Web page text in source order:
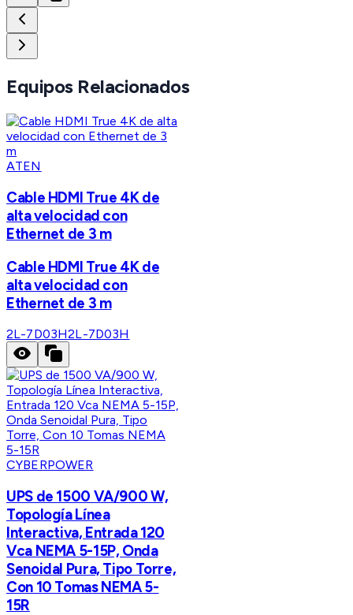
Equipos Relacionados
ATEN
Cable HDMI True 4K de
alta velocidad con
Ethernet de 3 m
Cable HDMI True 4K de
alta velocidad con
Ethernet de 3 m
2L-7D03H2L-7D03H
CYBERPOWER
UPS de 1500 VA/900 W,
Topología Línea
Interactiva, Entrada 120
Vca NEMA 5-15P, Onda
Senoidal Pura, Tipo Torre,
Con 10 Tomas NEMA 5-
15R